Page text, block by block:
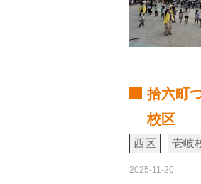
拾六町
校区
西区 壱岐
2025-11-20